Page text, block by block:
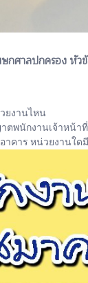
ศาลปกครอง หัว
ยงานไหน
ตพนักงานเจ้าหน้าที่
คาร หน่วยงานใด